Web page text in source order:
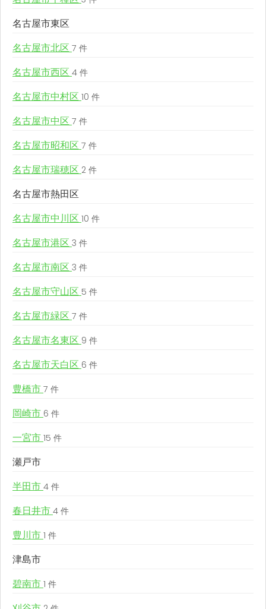
名古屋市東区
名古屋市北区 7 件
名古屋市西区 4 件
名古屋市中村区 10 件
名古屋市中区 7 件
名古屋市昭和区 7 件
名古屋市瑞穂区 2 件
名古屋市熱田区
名古屋市中川区 10 件
名古屋市港区 3 件
名古屋市南区 3 件
名古屋市守山区 5 件
名古屋市緑区 7 件
名古屋市名東区 9 件
名古屋市天白区 6 件
豊橋市 7 件
岡崎市 6 件
一宮市 15 件
瀬戸市
半田市 4 件
春日井市 4 件
豊川市 1 件
津島市
碧南市 1 件